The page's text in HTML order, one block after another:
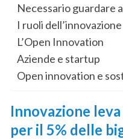
Necessario guardare
I ruoli dell’innovazione
L’Open Innovation
Aziende e startup
Open innovation e
Innovazione
per il 5% delle